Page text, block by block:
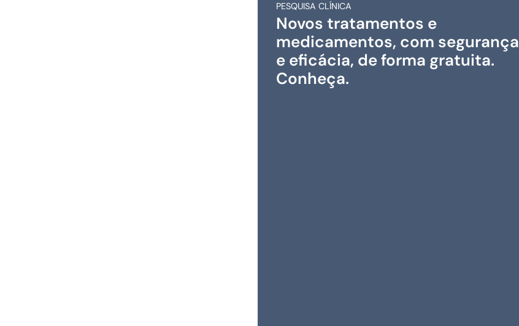
PESQUISA CLÍNICA
Novos tratamentos e
medicamentos, com segurança
e eficácia, de forma gratuita.
Conheça.